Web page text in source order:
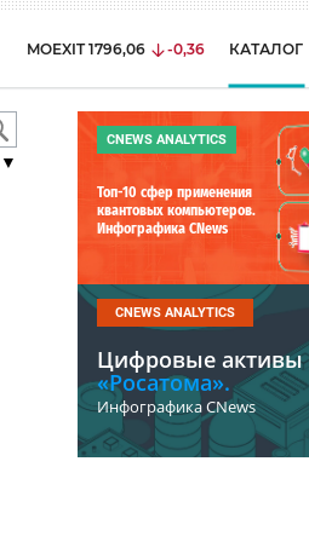
MOEXIT 1796,06 -0,36 КАТАЛОГ
▼
CNEWS ANALYTICS
Топ-10 сфер применения
квантовых компьютеров.
Инфографика CNews
CNEWS ANALYTICS
Цифровые активы
«Росатома».
Инфографика CNews